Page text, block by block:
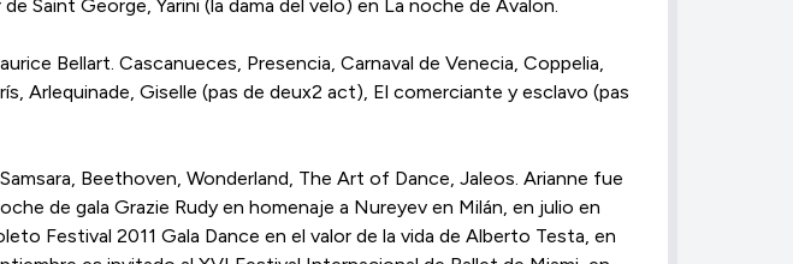
Saint George, Yarini (la dama del velo) en La noche de Avalon.
Bellart. Cascanueces, Presencia, Carnaval de Venecia, Coppelia,
Arlequinade, Giselle (pas de deux2 act), El comerciante y esclavo (pas
Beethoven, Wonderland, The Art of Dance, Jaleos. Arianne fue
de gala Grazie Rudy en homenaje a Nureyev en Milán, en julio en
Festival 2011 Gala Dance en el valor de la vida de Alberto Testa, en